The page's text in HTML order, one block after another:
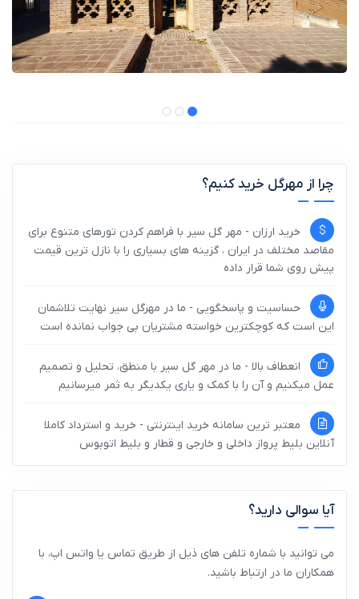
چرا از مهرگل خرید کنیم؟
خرید ارزان - مهر گل سیر با فراهم کردن تورهای متنوع برای
مقاصد مختلف در ایران ، گزینه های بسیاری را با نازل ترین قیمت
پیش روی شما قرار داده
حساسیت و پاسخگویی - ما در مهرگل سیر نهایت تلاشمان
این است که کوچکترین خواسته مشتریان بی جواب نمانده است
انعطاف بالا - ما در مهر گل سیر با منطق، تحلیل و تصمیم
عمل میکنیم و آن را با کمک و یاری یکدیگر به ثمر میرسانیم
معتبر ترین سامانه خرید اینترنتی - خرید و استرداد کاملا
آنلاین بلیط پرواز داخلی و خارجی و قطار و بلیط اتوبوس
آیا سوالی دارید؟
می توانید با شماره تلفن های ذیل از طریق تماس یا واتس اپ، با
همکاران ما در ارتباط باشید.